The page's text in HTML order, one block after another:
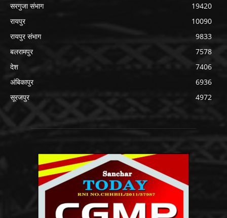
सरगुजा संभाग
19420
रायपुर
10090
रायपुर संभाग
9833
बलरामपुर
7578
देश
7406
अंबिकापुर
6936
सूरजपुर
4972